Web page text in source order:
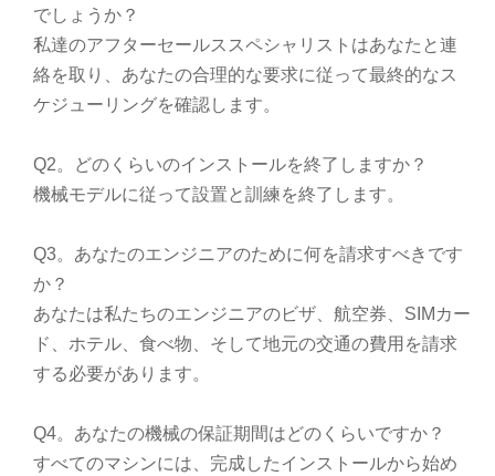
でしょうか？
私達のアフターセールススペシャリストはあなたと連
絡を取り、あなたの合理的な要求に従って最終的なス
ケジューリングを確認します。
Q2。どのくらいのインストールを終了しますか？
機械モデルに従って設置と訓練を終了します。
Q3。あなたのエンジニアのために何を請求すべきです
か？
あなたは私たちのエンジニアのビザ、航空券、SIMカー
ド、ホテル、食べ物、そして地元の交通の費用を請求
する必要があります。
Q4。あなたの機械の保証期間はどのくらいですか？
すべてのマシンには、完成したインストールから始め